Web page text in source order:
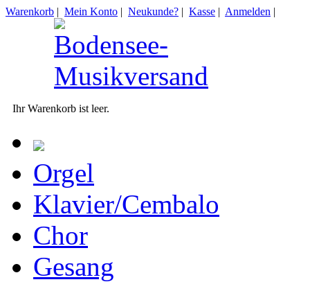
Warenkorb | Mein Konto | Neukunde? | Kasse | Anmelden |
Ihr Warenkorb ist leer.
Orgel
Klavier/Cembalo
Chor
Gesang